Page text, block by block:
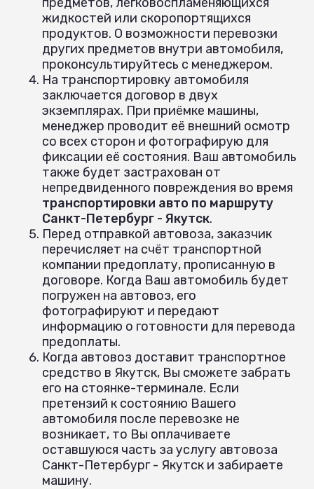
жидкостей или скоропортящихся
продуктов. О возможности перевозки
других предметов внутри автомобиля,
проконсультируйтесь с менеджером.
На транспортировку автомобиля
заключается договор в двух
экземплярах. При приёмке машины,
менеджер проводит её внешний осмотр
со всех сторон и фотографирую для
фиксации её состояния. Ваш автомобиль
также будет застрахован от
непредвиденного повреждения во время
транспортировки авто по маршруту
Санкт-Петербург - Якутск.
Перед отправкой автовоза, заказчик
перечисляет на счёт транспортной
компании предоплату, прописанную в
договоре. Когда Ваш автомобиль будет
погружен на автовоз, его
фотографируют и передают
информацию о готовности для перевода
предоплаты.
Когда автовоз доставит транспортное
средство в Якутск, Вы сможете забрать
его на стоянке-терминале. Если
претензий к состоянию Вашего
автомобиля после перевозке не
возникает, то Вы оплачиваете
оставшуюся часть за услугу автовоза
Санкт-Петербург - Якутск и забираете
машину.